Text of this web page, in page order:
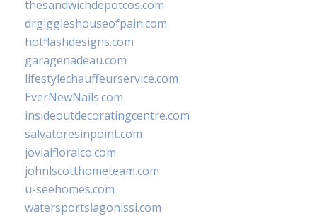
thesandwichdepotcos.com
drgiggleshouseofpain.com
hotflashdesigns.com
garagenadeau.com
lifestylechauffeurservice.com
EverNewNails.com
insideoutdecoratingcentre.com
salvatoresinpoint.com
jovialfloralco.com
johnlscotthometeam.com
u-seehomes.com
watersportslagonissi.com